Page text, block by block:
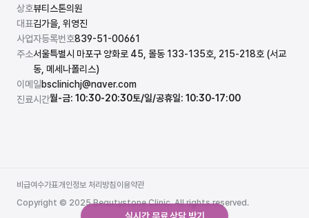
상호뷰티스톤의원
대표김가을, 위영진
사업자등록번호839-51-00661
주소서울특별시 마포구 양화로 45, 몰동 133-135호, 215-218호 (서교
동, 메세나폴리스)
이메일bsclinichj@naver.com
진료시간월-금: 10:30-20:30토/일/공휴일: 10:30-17:00
Copyright © 2025 Beautystone Clinic. All rights reserved.
비급여수가표
비급여수가표
개인정보 처리방침
개인정보 처리방침
이용약관
이용약관